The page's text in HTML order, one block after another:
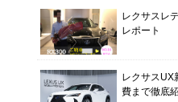
レクサスレ
レポート
レクサスUX
費まで徹底